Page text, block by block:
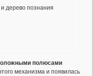
дерево познания
полюсами
механизма и появилась